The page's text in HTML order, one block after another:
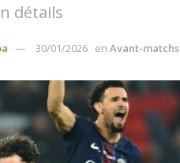
détails
30/01/2026 en Avant-matchs